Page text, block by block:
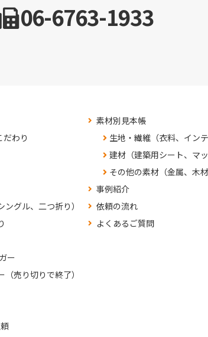
06-6763-1933
わり
ングル、二つ折り）
ー
売り切りで終了）
素材別見本帳
生地・繊維（衣料、イン
建材（建築用シート、マ
その他の素材（金属、木
事例紹介
依頼の流れ
よくあるご質問